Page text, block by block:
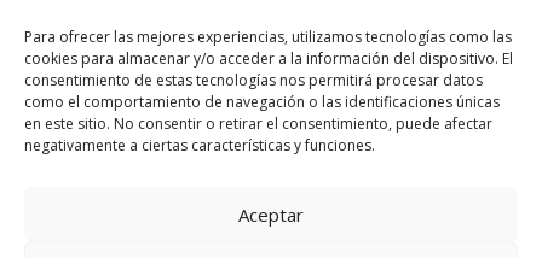
Para ofrecer las mejores experiencias, utilizamos tecnologías como las
cookies para almacenar y/o acceder a la información del dispositivo. El
consentimiento de estas tecnologías nos permitirá procesar datos
como el comportamiento de navegación o las identificaciones únicas
en este sitio. No consentir o retirar el consentimiento, puede afectar
negativamente a ciertas características y funciones.
Aceptar
Certificate of Acreditation Stamdard 2025
Certificate of Accreditation Elite 2025